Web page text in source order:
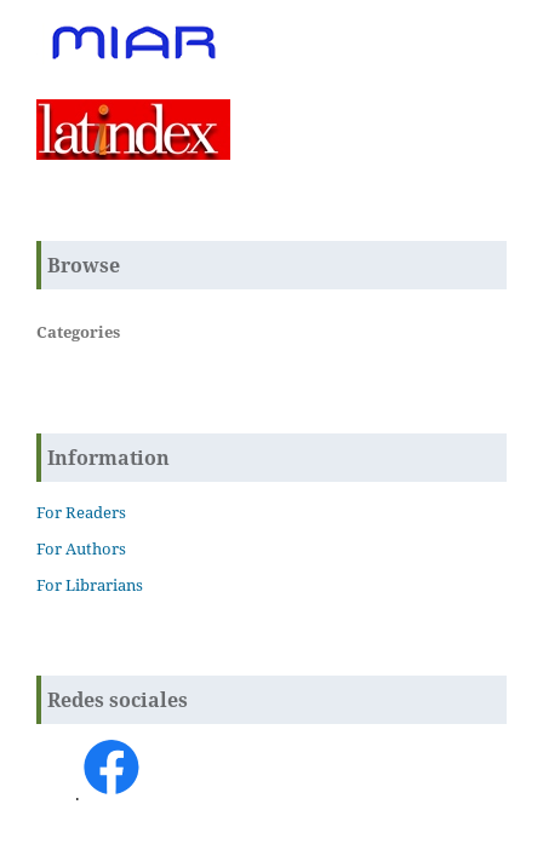
Browse
Categories
Information
For Readers
For Authors
For Librarians
Redes sociales
.